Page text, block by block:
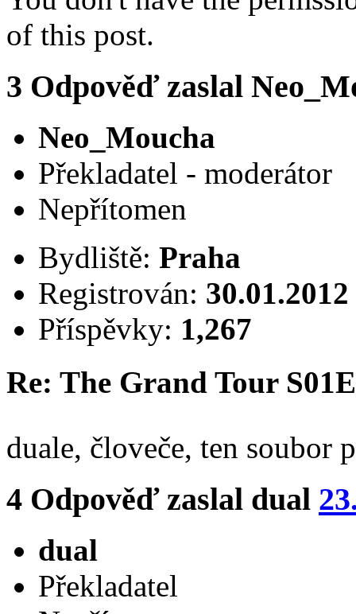
of this post.
3 Odpověď zaslal
Neo_Moucha
Překladatel - moderátor
Nepřítomen
Bydliště: Praha
Registrován: 30.01.2012
Příspěvky: 1,267
Re: The Grand Tour
duale, človeče, ten soubor
4 Odpověď zaslal dual
dual
Překladatel